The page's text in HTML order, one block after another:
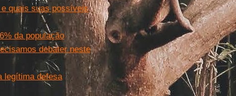
quais suas possíveis
da população
debater neste
legítima defesa